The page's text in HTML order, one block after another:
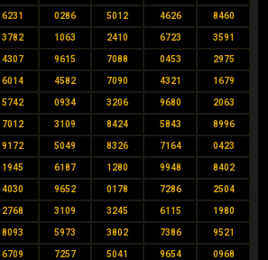
6231 0286 5012 4626 8460
3782 1063 2410 6723 3591
4307 9615 7088 0453 2975
6014 4582 7090 4321 1679
5742 0934 3206 9680 2063
7012 3109 8424 5843 8996
9172 5049 8326 7164 0423
1945 6187 1280 9948 8402
4030 9652 0178 7286 2504
2768 3109 3245 6115 1980
8093 5973 3802 7386 9521
6709 7257 5041 9654 0968